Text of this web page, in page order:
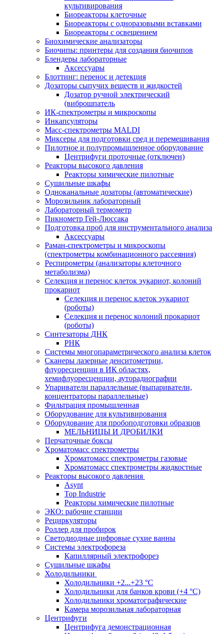
культивирования
Биореакторы клеточные
Биореакторы с одноразовыми вставками
Биореакторы с освещением
Биохимические анализаторы
Биочипы: принтеры для создания биочипов
Блендеры лабораторные
Аксессуары
Блоттинг: перенос и детекция
Дозаторы сыпучих веществ и жидкостей
Дозатор ручной электрический
(виброшпатель
ИК-спектрометры и микроскопы
Инкапсуляторы
Масс-спектрометры MALDI
Миксеры для подготовки сред и перемешивания
Пилотное и полупромышленное оборудование
Центрифуги проточные (отключен)
Реакторы высокого давления
Реакторы химические пилотные
Сушильные шкафы
Одноканальные дозаторы (автоматические)
Морозильник лабораторный
Лабораторный термометр
Пикнометр Гей-Люссака
Подготовка проб для инструментального анализа
Аксессуары
Раман-спектрометры и микроскопы
(спектрометры комбинационного рассеяния)
Респирометры (анализаторы клеточного
метаболизма)
Селекция и перенос клеток эукариот, колоний
прокариот
Селекция и перенос клеток эукариот
(роботы)
Селекция и перенос колоний прокариот
(роботы)
Синтезаторы ДНК
РНК
Системы многопараметрического анализа клеток
Сканеры лазерные денситометрии,
флуоресценции в ИК областях,
хемифлуоресценции, ауторадиографии
Упариватели параллельные (выпариватели,
концентраторы параллельные)
Фильтрация промышленная
Оборудование для культивирования
Оборудование для пробоподготовки образцов
МЕЛЬНИЦЫ И ДРОБИЛКИ
Перчаточные боксы
Хроматомасс спектрометры
Хроматомасс спектрометры газовые
Хроматомасс спектрометры жидкостные
Реакторы высокого давления
Asynt
Top Industrie
Реакторы химические пилотные
ЭКО: рабочие станции
Рециркуляторы
Роллер для пробирок
Светодиодные цифровые сухие ванны
Системы электрофореза
Капиллярный электрофорез
Сушильные шкафы
Холодильники
Холодильники +2...+23 °С
Холодильники для банков крови (+4 °С)
Холодильники хроматографические
Камера морозильная лабораторная
Центрифуги
Центрифуга демонстрационная